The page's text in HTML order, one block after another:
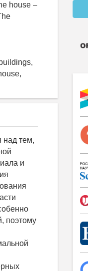
house –
над тем,
и
поэтому